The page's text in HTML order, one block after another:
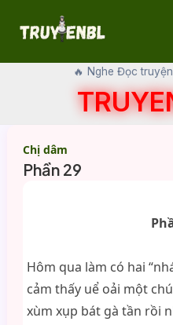
🔥 Nghe Đọc
Chị dâm
Phần 29
Hôm qua làm có hai
cảm thấy uể oải một
xùm xụp bát gà tần rồi